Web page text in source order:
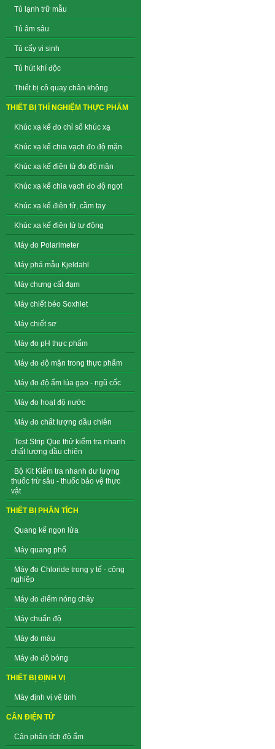
Tủ lạnh trữ mẫu
Tủ âm sâu
Tủ cấy vi sinh
Tủ hút khí độc
Thiết bị cô quay chân không
THIẾT BỊ THÍ NGHIỆM THỰC PHẨM
Khúc xạ kế đo chỉ số khúc xạ
Khúc xạ kế chia vạch đo độ mặn
Khúc xạ kế điện tử đo độ mặn
Khúc xạ kế chia vạch đo độ ngọt
Khúc xạ kế điện tử, cầm tay
Khúc xạ kế điện tử tự động
Máy đo Polarimeter
Máy phá mẫu Kjeldahl
Máy chưng cất đạm
Máy chiết béo Soxhlet
Máy chiết sơ
Máy đo pH thực phẩm
Máy đo độ mặn trong thực phẩm
Máy đo độ ẩm lúa gạo - ngũ cốc
Máy đo hoạt độ nước
Máy đo chất lượng dầu chiên
Test Strip Que thử kiểm tra nhanh
chất lượng dầu chiên
Bộ Kit Kiểm tra nhanh dư lượng
thuốc trừ sâu - thuốc bảo vệ thực
vật
THIẾT BỊ PHÂN TÍCH
Quang kế ngọn lửa
Máy quang phổ
Máy đo Chloride trong y tế - công
nghiệp
Máy đo điểm nóng chảy
Máy chuẩn độ
Máy đo màu
Máy đo độ bóng
THIẾT BỊ ĐỊNH VỊ
Máy định vị vệ tinh
CÂN ĐIỆN TỬ
Cân phân tích độ ẩm